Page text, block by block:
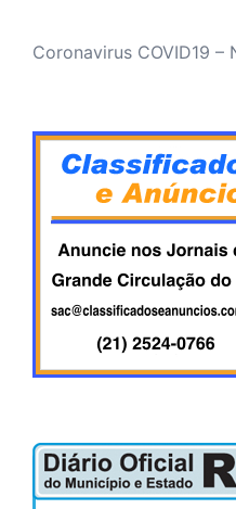
Coronavirus COVID19 –